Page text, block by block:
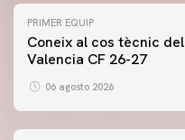
PRIMER EQUIP
Coneix al cos tècnic del
Valencia CF 26-27
06 agosto 2026